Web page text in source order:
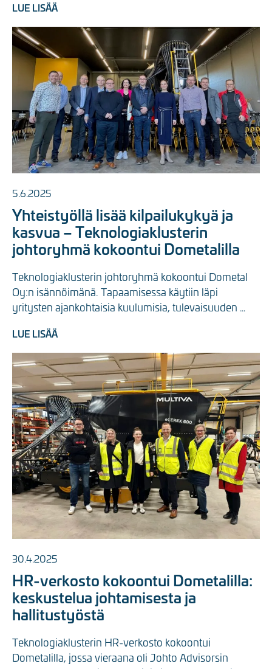
LUE LISÄÄ
5.6.2025
Yhteistyöllä lisää kilpailukykyä ja
kasvua – Teknologiaklusterin
johtoryhmä kokoontui Dometalilla
Teknologiaklusterin johtoryhmä kokoontui Dometal
Oy:n isännöimänä. Tapaamisessa käytiin läpi
yritysten ajankohtaisia kuulumisia, tulevaisuuden
LUE LISÄÄ
30.4.2025
HR-verkosto kokoontui Dometalilla:
keskustelua johtamisesta ja
hallitustyöstä
Teknologiaklusterin HR-verkosto kokoontui
Dometalilla, jossa vieraana oli Johto Advisorsin